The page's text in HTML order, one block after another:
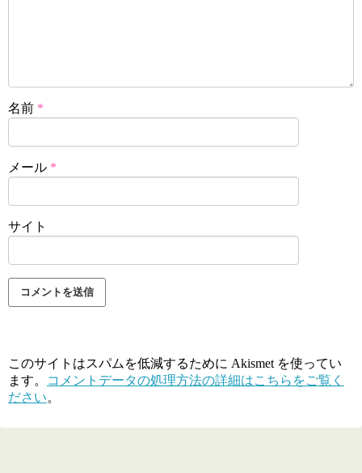
名前 *
メール *
サイト
このサイトはスパムを低減するために Akismet を使ってい
ます。
コメントデータの処理方法の詳細はこちらをご覧く
ださい。